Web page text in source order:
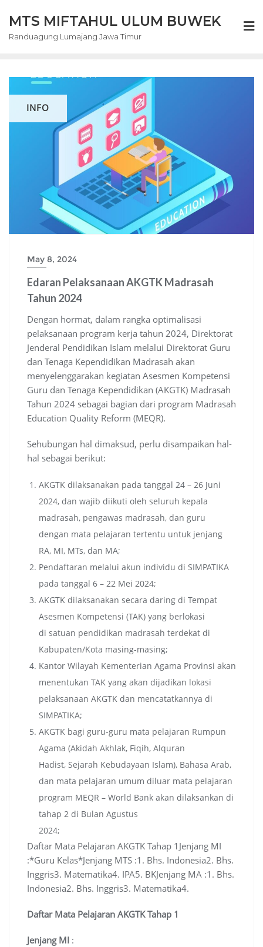
content
MTS MIFTAHUL ULUM BUWEK
Randuagung Lumajang Jawa Timur
INFO
May 8, 2024
Edaran Pelaksanaan AKGTK Madrasah
Tahun 2024
Dengan hormat, dalam rangka optimalisasi
pelaksanaan program kerja tahun 2024, Direktorat
Jenderal Pendidikan Islam melalui Direktorat Guru
dan Tenaga Kependidikan Madrasah akan
menyelenggarakan kegiatan Asesmen Kompetensi
Guru dan Tenaga Kependidikan (AKGTK) Madrasah
Tahun 2024 sebagai bagian dari program Madrasah
Education Quality Reform (MEQR).
Sehubungan hal dimaksud, perlu disampaikan hal-
hal sebagai berikut:
AKGTK dilaksanakan pada tanggal 24 – 26 Juni
2024, dan wajib diikuti oleh seluruh kepala
madrasah, pengawas madrasah, dan guru
dengan mata pelajaran tertentu untuk jenjang
RA, MI, MTs, dan MA;
Pendaftaran melalui akun individu di SIMPATIKA
pada tanggal 6 – 22 Mei 2024;
AKGTK dilaksanakan secara daring di Tempat
Asesmen Kompetensi (TAK) yang berlokasi
di satuan pendidikan madrasah terdekat di
Kabupaten/Kota masing-masing;
Kantor Wilayah Kementerian Agama Provinsi akan
menentukan TAK yang akan dijadikan lokasi
pelaksanaan AKGTK dan mencatatkannya di
SIMPATIKA;
AKGTK bagi guru-guru mata pelajaran Rumpun
Agama (Akidah Akhlak, Fiqih, Alquran
Hadist, Sejarah Kebudayaan Islam), Bahasa Arab,
dan mata pelajaran umum diluar mata pelajaran
program MEQR – World Bank akan dilaksankan di
tahap 2 di Bulan Agustus
2024;
Daftar Mata Pelajaran AKGTK Tahap 1Jenjang MI
:*Guru Kelas*Jenjang MTS :1. Bhs. Indonesia2. Bhs.
Inggris3. Matematika4. IPA5. BKJenjang MA :1. Bhs.
Indonesia2. Bhs. Inggris3. Matematika4.
Daftar Mata Pelajaran AKGTK Tahap 1
Jenjang MI :